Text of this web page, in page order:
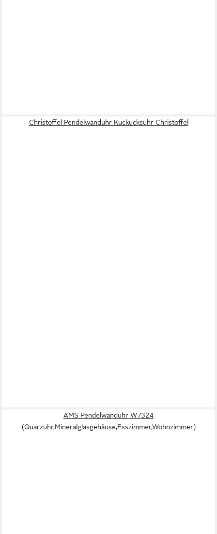
Christoffel Pendelwanduhr Kuckucksuhr Christoffel
AMS Pendelwanduhr W7324
(Quarzuhr,Mineralglasgehäuse,Esszimmer,Wohnzimmer)